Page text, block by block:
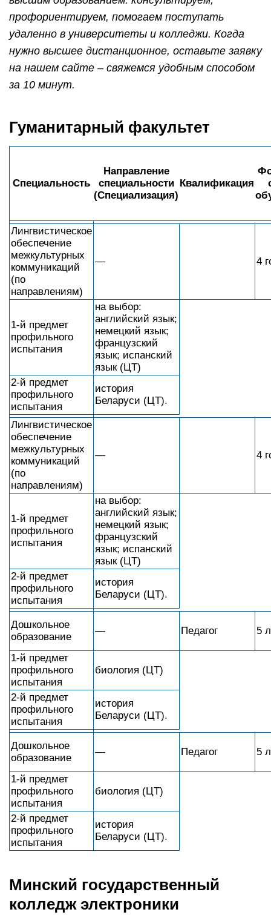
профориентируем, помогаем поступать
удаленно в университеты и колледжи. Когда
нужно высшее дистанционное, оставьте заявку
на нашем сайте – свяжемся удобным способом
за 10 минут.
Гуманитарный факультет
Специальность
Направление
специальности
(Специализация)
Квалификация
Лингвистическое
обеспечение
межкультурных
коммуникаций
(по
направлениям)
— 4
1-й предмет
профильного
испытания
на выбор:
английский язык;
немецкий язык;
французский
язык; испанский
язык (ЦТ)
2-й предмет
профильного
испытания
история
Беларуси (ЦТ).
Лингвистическое
обеспечение
межкультурных
коммуникаций
(по
направлениям)
— 4
1-й предмет
профильного
испытания
на выбор:
английский язык;
немецкий язык;
французский
язык; испанский
язык (ЦТ)
2-й предмет
профильного
испытания
история
Беларуси (ЦТ).
Дошкольное
образование
— Педагог 5
1-й предмет
профильного
испытания
биология (ЦТ)
2-й предмет
профильного
испытания
история
Беларуси (ЦТ).
Дошкольное
образование
— Педагог 5
1-й предмет
профильного
испытания
биология (ЦТ)
2-й предмет
профильного
испытания
история
Беларуси (ЦТ).
Минский государственный
колледж электроники